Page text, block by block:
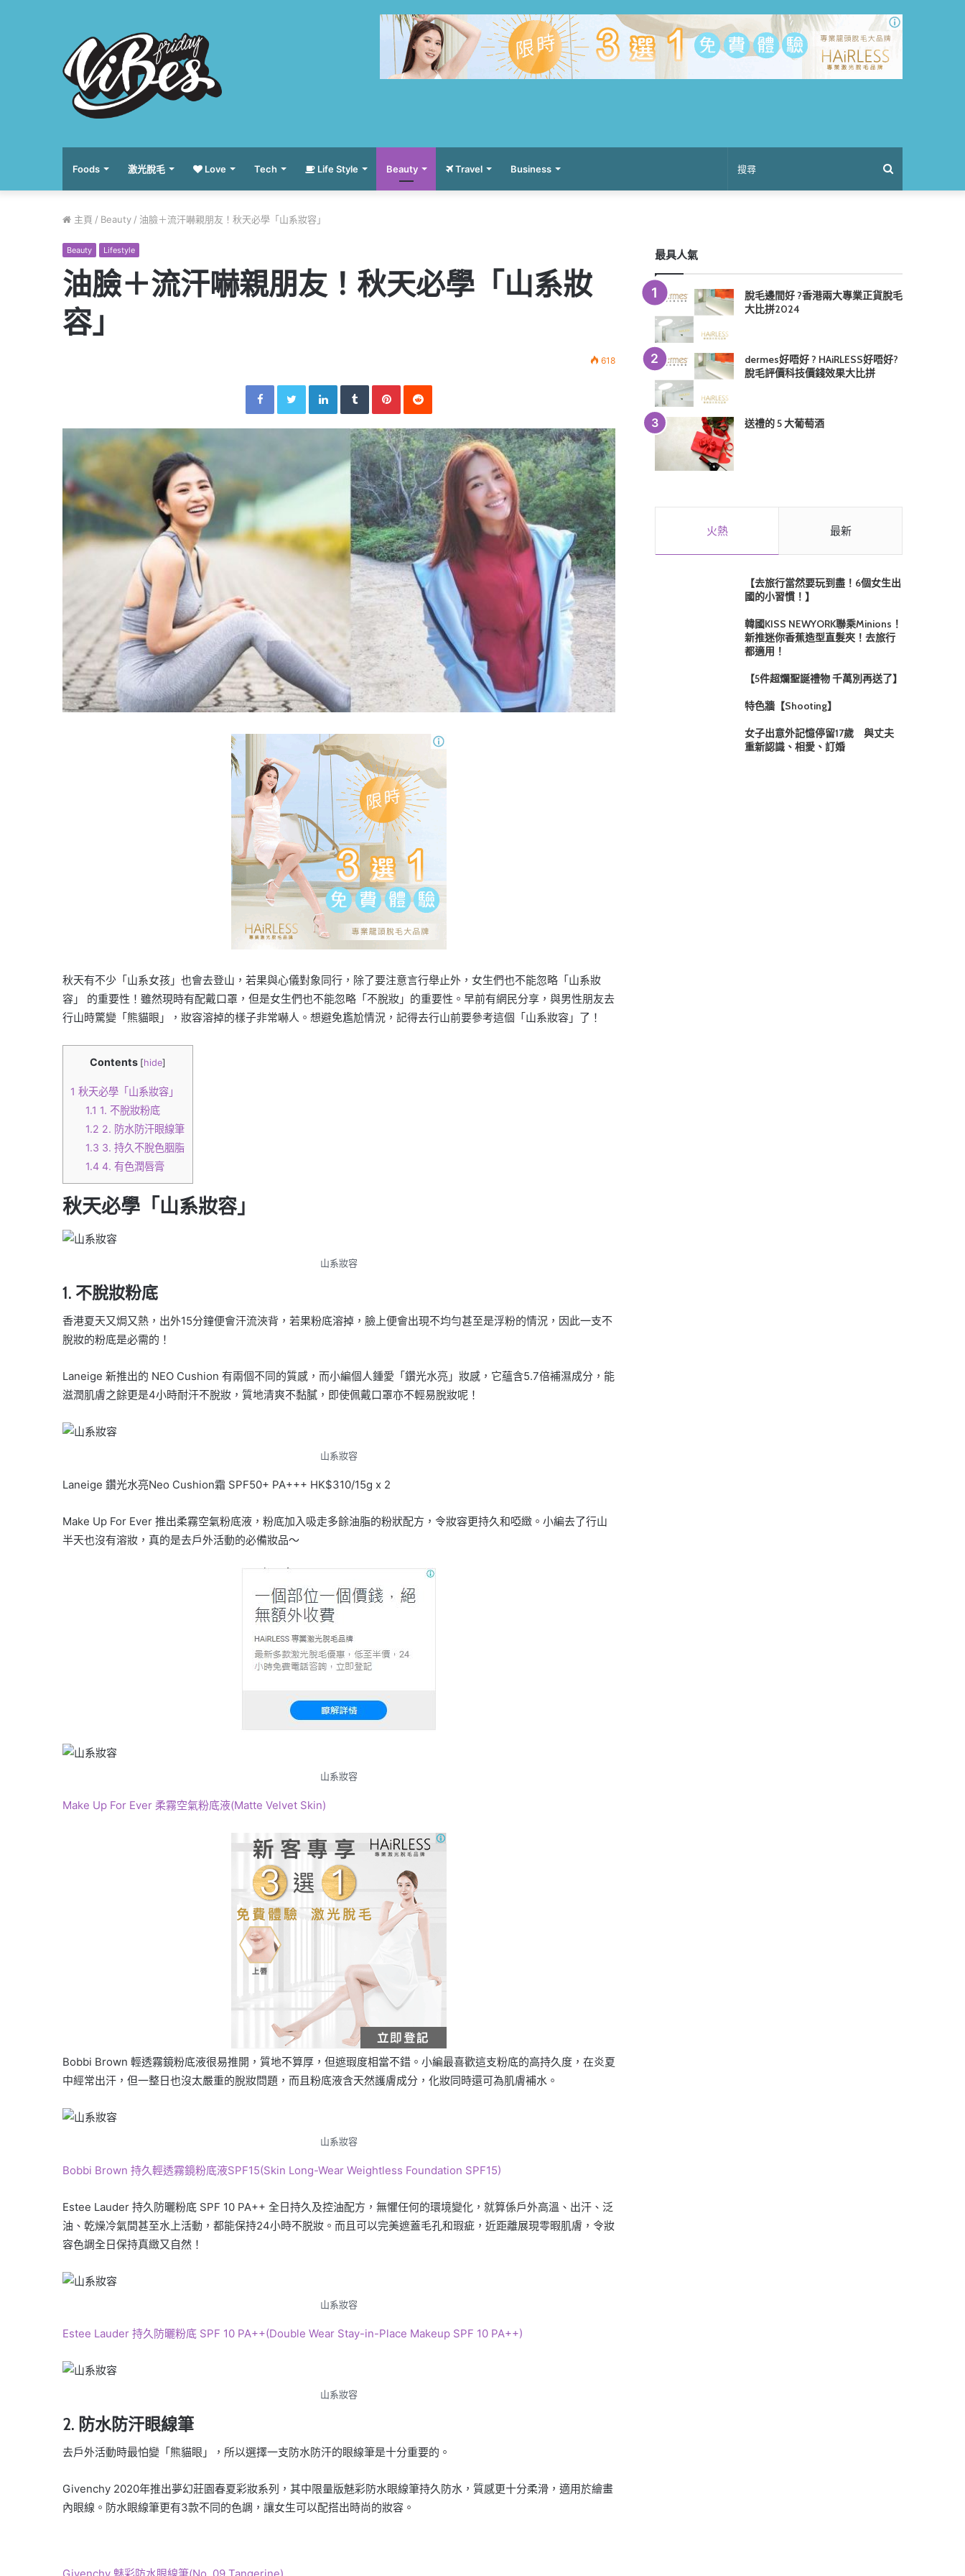
Foods 激光脫毛 Love Tech Life Style Beauty Travel Business
主頁 / Beauty / 油臉＋流汗嚇親朋友！秋天必學「山系妝容」
Beauty Lifestyle
油臉＋流汗嚇親朋友！秋天必學「山系妝
容」
618
Facebook Twitter LinkedIn Tumblr Pinterest
秋天有不少「山系女孩」也會去登山，若果與心儀對象同行，除了要注意言行舉止外，女生們也不能忽略「山系妝
容」 的重要性！雖然現時有配戴口罩，但是女生們也不能忽略「不脫妝」的重要性。早前有網民分享，與男性朋友去
行山時驚變「熊貓眼」，妝容溶掉的樣子非常嚇人。想避免尷尬情況，記得去行山前要參考這個「山系妝容」了！
Contents [hide]
1 秋天必學「山系妝容」
1.1 1. 不脫妝粉底
1.2 2. 防水防汗眼線筆
1.3 3. 持久不脫色胭脂
1.4 4. 有色潤唇膏
秋天必學「山系妝容」
山系妝容
1. 不脫妝粉底
香港夏天又焗又熱，出外15分鐘便會汗流浹背，若果粉底溶掉，臉上便會出現不均勻甚至是浮粉的情況，因此一支不
脫妝的粉底是必需的！
Laneige 新推出的 NEO Cushion 有兩個不同的質感，而小編個人鍾愛「鑽光水亮」妝感，它蘊含5.7倍補濕成分，能
滋潤肌膚之餘更是4小時耐汗不脫妝，質地清爽不黏膩，即使佩戴口罩亦不輕易脫妝呢！
山系妝容
Laneige 鑽光水亮Neo Cushion霜 SPF50+ PA+++ HK$310/15g x 2
Make Up For Ever 推出柔霧空氣粉底液，粉底加入吸走多餘油脂的粉狀配方，令妝容更持久和啞緻。小編去了行山
半天也沒有溶妝，真的是去戶外活動的必備妝品～
山系妝容
Make Up For Ever 柔霧空氣粉底液(Matte Velvet Skin)
Bobbi Brown 輕透霧鏡粉底液很易推開，質地不算厚，但遮瑕度相當不錯。小編最喜歡這支粉底的高持久度，在炎夏
中經常出汗，但一整日也沒太嚴重的脫妝問題，而且粉底液含天然護膚成分，化妝同時還可為肌膚補水。
山系妝容
Bobbi Brown 持久輕透霧鏡粉底液SPF15(Skin Long-Wear Weightless Foundation SPF15)
Estee Lauder 持久防曬粉底 SPF 10 PA++ 全日持久及控油配方，無懼任何的環境變化，就算係戶外高溫、出汗、泛
油、乾燥冷氣間甚至水上活動，都能保持24小時不脱妝。而且可以完美遮蓋毛孔和瑕疵，近距離展現零暇肌膚，令妝
容色調全日保持真緻又自然！
山系妝容
Estee Lauder 持久防曬粉底 SPF 10 PA++(Double Wear Stay-in-Place Makeup SPF 10 PA++)
山系妝容
2. 防水防汗眼線筆
去戶外活動時最怕變「熊貓眼」，所以選擇一支防水防汗的眼線筆是十分重要的。
Givenchy 2020年推出夢幻莊園春夏彩妝系列，其中限量版魅彩防水眼線筆持久防水，質感更十分柔滑，適用於繪畫
內眼線。防水眼線筆更有3款不同的色調，讓女生可以配搭出時尚的妝容。
最具人氣
脫毛邊間好 ?香港兩大專業正貨脫毛
大比拼2024
dermes好唔好 ? HAiRLESS好唔好?
脫毛評價科技價錢效果大比拼
送禮的 5 大葡萄酒
火熱 最新
【去旅行當然要玩到盡！6個女生出
國的小習慣！】
韓國KISS NEWYORK聯乘Minions！
新推迷你香蕉造型直髮夾！去旅行
都適用！
【5件超爛聖誕禮物 千萬別再送了】
特色牆【Shooting】
女子出意外記憶停留17歲 與丈夫
重新認識、相愛、訂婚